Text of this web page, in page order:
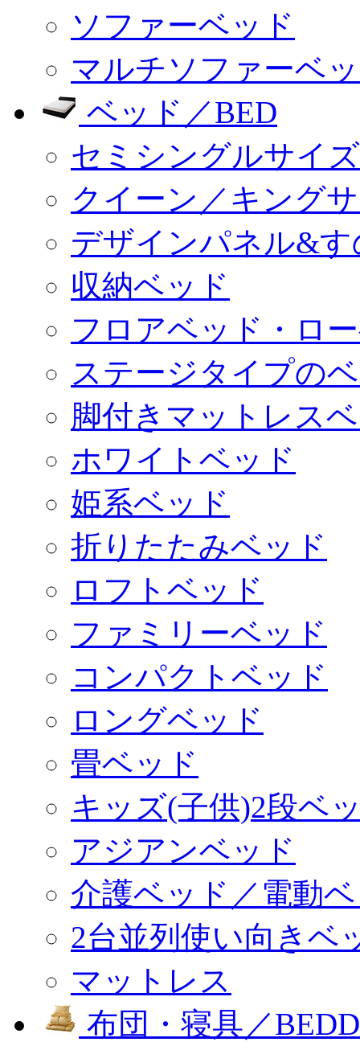
ソファーベッド
マルチソファーベ
ベッド／BED
セミシングルサイ
クイーン／キング
デザインパネル&
収納ベッド
フロアベッド・ロ
ステージタイプの
脚付きマットレス
ホワイトベッド
姫系ベッド
折りたたみベッド
ロフトベッド
ファミリーベッド
コンパクトベッド
ロングベッド
畳ベッド
キッズ(子供)2段ベ
アジアンベッド
介護ベッド／電動
2台並列使い向きベ
マットレス
布団・寝具／